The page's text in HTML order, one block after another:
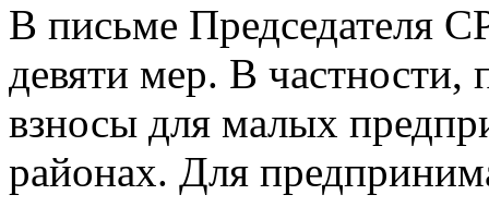
В письме Председателя
девяти мер. В частности,
взносы для малых
районах. Для